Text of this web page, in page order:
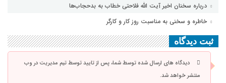
درباره سخنان اخیر آیت الله فلاحتی خطاب به بدحجاب‌ها
خاطره و سخنی به مناسبت روز کار و کارگر
ثبت دیدگاه
دیدگاه های ارسال شده توسط شما، پس از تایید توسط تیم مدیریت در وب
منتشر خواهد شد.